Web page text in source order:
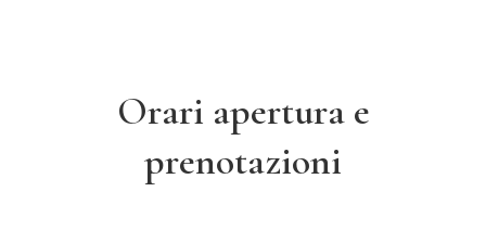
Orari apertura e
prenotazioni